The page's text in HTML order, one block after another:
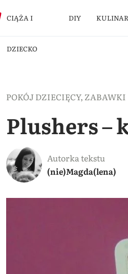
CIĄŻA I
DZIECKO
DIY
POKÓJ DZIECIĘCY, ZABAWKI
Plushers –
Autorka tekstu
(nie)Magda(lena)